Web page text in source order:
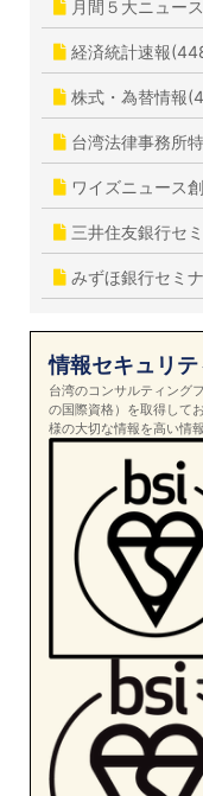
月間５大ニュー
経済統計速報
株式・為替情報
台湾法律事務所
ワイズニュース
三井住友銀行セ
みずほ銀行セミ
情報セキュリ
台湾のコンサルティング
の国際資格）を取得して
様の大切な情報を高い情